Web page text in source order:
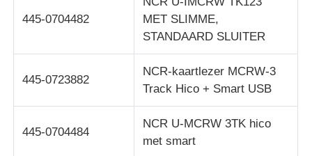
445-0704482
MET SLIMME,
STANDAARD SLUITER
445-0723882
NCR-kaartlezer MCRW-3
Track Hico + Smart USB
445-0704484
NCR U-MCRW 3TK hico
met smart